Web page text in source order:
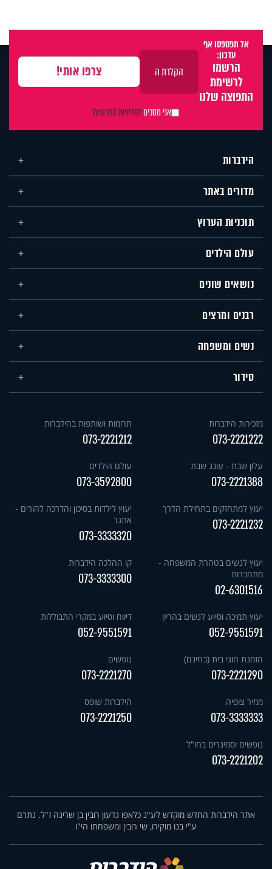
אל תפספסו אף
עדכון:
הרשמו
לרשימת
התפוצה שלנו
אני מסכיםלמדיניות הפרטיות
הידברות
מדורים באתר
תוכניות הערוץ
עולם הילדים
נושאים שונים
רבנים ומרצים
נשים ומשפחה
סידור
מזכירות הידברות
073-2221222
תרומות ושותפות בהידברות
073-2221212
עלון שבת - עונג שבת
073-2221388
עולם הילדים
073-3592800
יעוץ למתחזקים בתחילת הדרך
073-2221232
יעוץ לילדות בסיכון והדרכה להורים -
אתגר
073-3333320
יעוץ לנשים בטהרת המשפחה -
מתחברות
02-6301516
קו ההלכה הידברות
073-3333300
יעוץ תמיכה וסיוע לנשים בהריון
052-9551591
דיווח וסיוע במקרי התבוללות
052-9551591
הזמנת חוגי בית (בחינם)
073-2221290
נופשים
073-2221270
ממיר צופיה
073-3333333
הידברות שופס
073-2221250
נופשים וסמינרים בחו"ל
073-2221202
אתר הידברות החדש מוקדש לע"נ כלאפו גדעון רובין בן שרינה ז"ל. נתרם
ע"י בנו מוקירו, שי רובין ומשפחתו הי"ו